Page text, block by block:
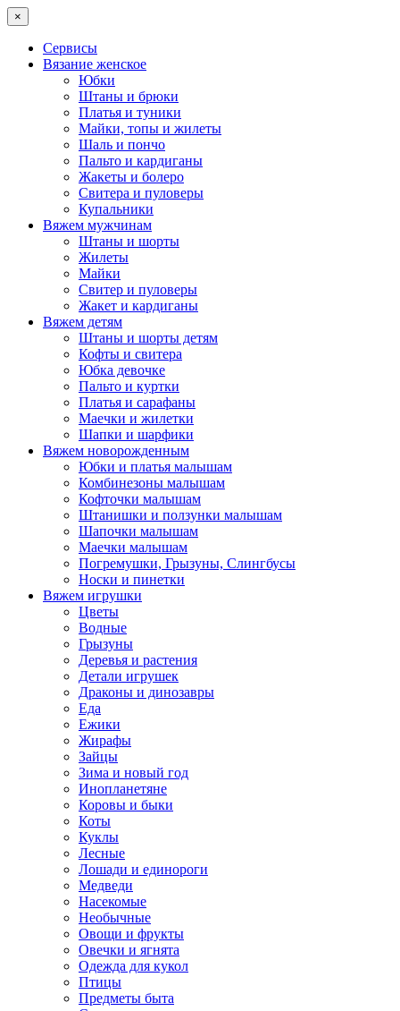
×
Сервисы
Вязание женское
Юбки
Штаны и брюки
Платья и туники
Майки, топы и жилеты
Шаль и пончо
Пальто и кардиганы
Жакеты и болеро
Свитера и пуловеры
Купальники
Вяжем мужчинам
Штаны и шорты
Жилеты
Майки
Свитер и пуловеры
Жакет и кардиганы
Вяжем детям
Штаны и шорты детям
Кофты и свитера
Юбка девочке
Пальто и куртки
Платья и сарафаны
Маечки и жилетки
Шапки и шарфики
Вяжем новорожденным
Юбки и платья малышам
Комбинезоны малышам
Кофточки малышам
Штанишки и ползунки малышам
Шапочки малышам
Маечки малышам
Погремушки, Грызуны, Слингбусы
Носки и пинетки
Вяжем игрушки
Цветы
Водные
Грызуны
Деревья и растения
Детали игрушек
Драконы и динозавры
Еда
Ежики
Жирафы
Зайцы
Зима и новый год
Инопланетяне
Коровы и быки
Коты
Куклы
Лесные
Лошади и единороги
Медведи
Насекомые
Необычные
Овощи и фрукты
Овечки и ягнята
Одежда для кукол
Птицы
Предметы быта